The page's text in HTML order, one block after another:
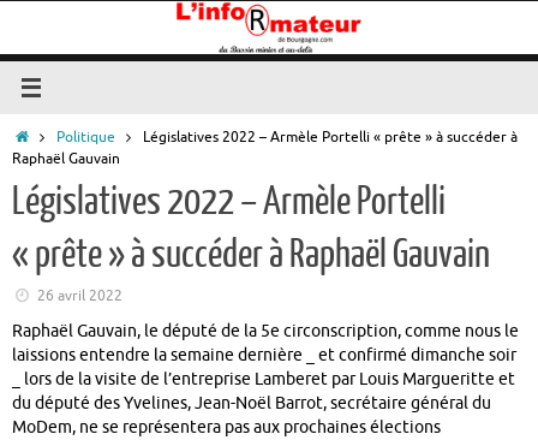
contenu
AccueilPolitique
Législatives 2022 – Armèle Portelli « prête » à succéder à
Raphaël Gauvain
Législatives 2022 – Armèle Portelli
« prête » à succéder à Raphaël Gauvain
26 avril 2022
Raphaël Gauvain, le député de la 5e circonscription, comme nous le
laissions entendre la semaine dernière _ et confirmé dimanche soir
_ lors de la visite de l’entreprise Lamberet par Louis Margueritte et
du député des Yvelines, Jean-Noël Barrot, secrétaire général du
MoDem, ne se représentera pas aux prochaines élections